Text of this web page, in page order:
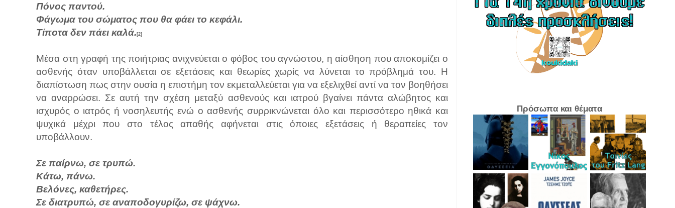
Πόνος παντού.
Φάγωμα του σώματος που θα φάει το κεφάλι.
Τίποτα δεν πάει καλά. [2]
Μέσα στη γραφή της ποιήτριας ανιχνεύεται ο φόβος του αγνώστου, η αίσθηση που αποκομίζει ο
ασθενής όταν υποβάλλεται σε εξετάσεις και θεωρίες χωρίς να λύνεται το πρόβλημά του. Η
διαπίστωση πως στην ουσία η επιστήμη τον εκμεταλλεύεται για να εξελιχθεί αντί να τον βοηθήσει
να αναρρώσει. Σε αυτή την σχέση μεταξύ ασθενούς και ιατρού βγαίνει πάντα αλώβητος και
ισχυρός ο ιατρός ή νοσηλευτής ενώ ο ασθενής συρρικνώνεται όλο και περισσότερο ηθικά και
ψυχικά μέχρι που στο τέλος απαθής αφήνεται στις όποιες εξετάσεις ή θεραπείες τον
υποβάλλουν.
Σε παίρνω, σε τρυπώ.
Κάτω, πάνω.
Βελόνες, καθετήρες.
Σε διατρυπώ, σε αναποδογυρίζω, σε ψάχνω.
Πρόσωπα και θέματα